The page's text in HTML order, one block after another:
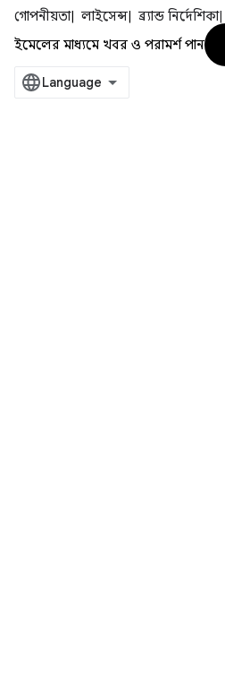
গোপনীয়তা লাইসেন্স ব্র্যান্ড নির্দেশিকা
ইমেলের মাধ্যমে খবর ও পরামর্শ পান